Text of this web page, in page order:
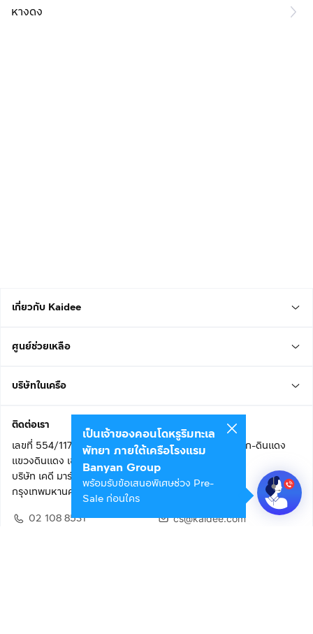
หางดง
เกี่ยวกับ Kaidee
ศูนย์ช่วยเหลือ
บริษัทในเครือ
ติดต่อเรา
เลขที่ 554/117 อาคารสกายไนน์ เซ็นเตอร์ ชั้น 22 ถนนอโศก-ดินแดง
แขวงดินแดง เขตดินแดง
บริษัท เคดี มาร์เก็ตเพลส จำกัด (สำนักงานใหญ่)
กรุงเทพมหานคร 10400
02 108 8531
cs@kaidee.com
เป็นเจ้าของคอนโดหรูริมทะเล
พัทยา ภายใต้เครือโรงแรม
Banyan Group
พร้อมรับข้อเสนอพิเศษช่วง Pre-
Sale ก่อนใคร